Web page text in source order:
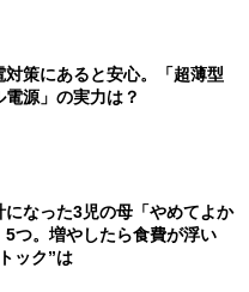
対策にあると安心。「超薄型
源」の実力は？​
になった3児の母「やめてよか
5つ。増やしたら食費が浮い
ック”は